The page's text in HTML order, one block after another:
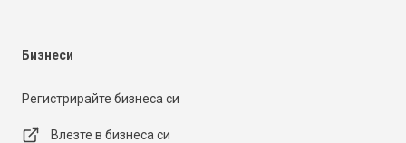
Бизнеси
Регистрирайте бизнеса си
Влезте в бизнеса си